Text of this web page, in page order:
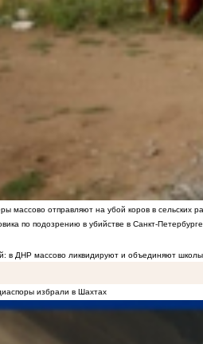
массово отправляют на убой коров в сельских
по подозрению в убийстве в Санкт-Петербурге
в ДНР массово ликвидируют и объединяют
избрали в Шахтах